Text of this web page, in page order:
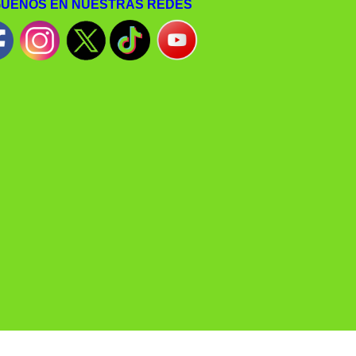
EN NUESTRAS REDES